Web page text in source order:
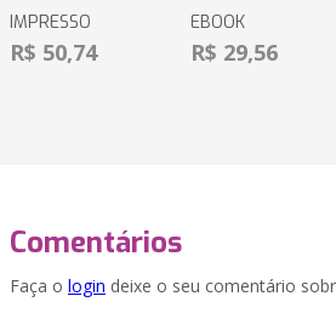
IMPRESSO
R$ 50,74
EBOOK
R$ 29,56
Comentários
Faça o login deixe o seu comentário